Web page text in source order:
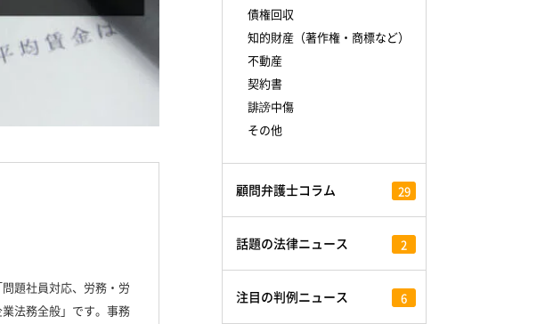
題社員対応、労務・労
法務全般」です。事務
債権回収
知的財産（著作権・商標など）
不動産
契約書
誹謗中傷
その他
顧問弁護士コラム 29
話題の法律ニュース 2
注目の判例ニュース 6